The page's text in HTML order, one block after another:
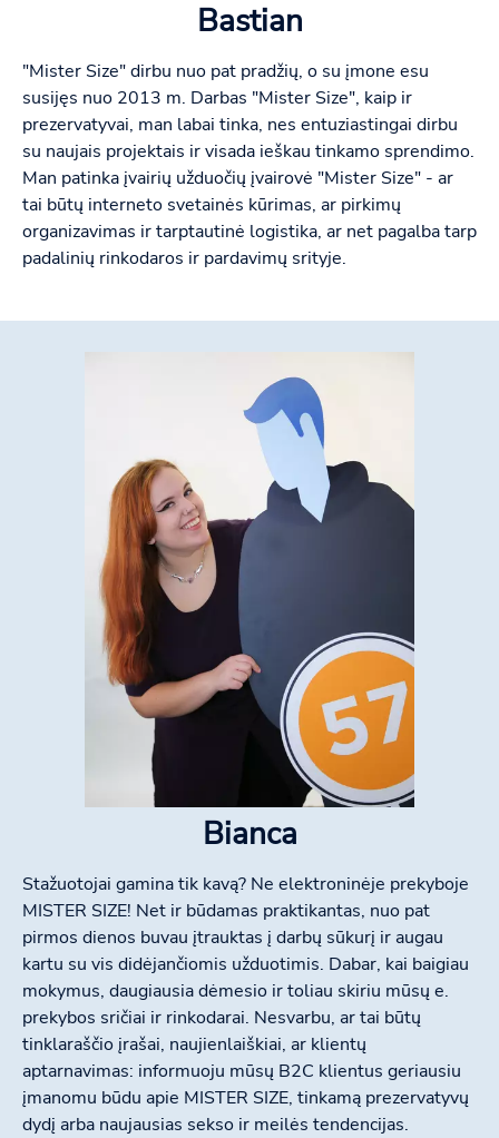
Bastian
"Mister Size" dirbu nuo pat pradžių, o su įmone esu
susijęs nuo 2013 m. Darbas "Mister Size", kaip ir
prezervatyvai, man labai tinka, nes entuziastingai dirbu
su naujais projektais ir visada ieškau tinkamo sprendimo.
Man patinka įvairių užduočių įvairovė "Mister Size" - ar
tai būtų interneto svetainės kūrimas, ar pirkimų
organizavimas ir tarptautinė logistika, ar net pagalba tarp
padalinių rinkodaros ir pardavimų srityje.
Bianca
Stažuotojai gamina tik kavą? Ne elektroninėje prekyboje
MISTER SIZE! Net ir būdamas praktikantas, nuo pat
pirmos dienos buvau įtrauktas į darbų sūkurį ir augau
kartu su vis didėjančiomis užduotimis. Dabar, kai baigiau
mokymus, daugiausia dėmesio ir toliau skiriu mūsų e.
prekybos sričiai ir rinkodarai. Nesvarbu, ar tai būtų
tinklaraščio įrašai, naujienlaiškiai, ar klientų
aptarnavimas: informuoju mūsų B2C klientus geriausiu
įmanomu būdu apie MISTER SIZE, tinkamą prezervatyvų
dydį arba naujausias sekso ir meilės tendencijas.